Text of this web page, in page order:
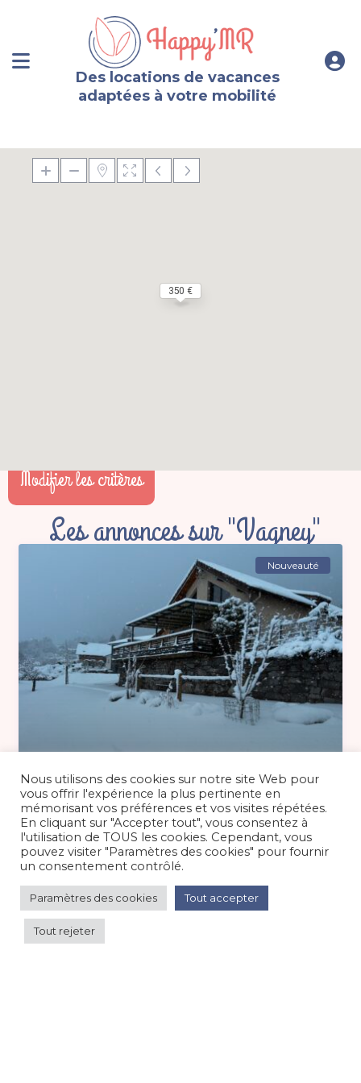
Des locations de vacances
adaptées à votre mobilité
350 €
Modifier les critères
Les annonces sur "Vagney"
350 €/nuit
Nouveauté
Gite 10 personnes avec Sauna à 15min
de Gérardmer
Maison/villa/chalet/gîte/Montagne
Nous utilisons des cookies sur notre site Web pour
vous offrir l'expérience la plus pertinente en
mémorisant vos préférences et vos visites répétées.
En cliquant sur "Accepter tout", vous consentez à
l'utilisation de TOUS les cookies. Cependant, vous
pouvez visiter "Paramètres des cookies" pour fournir
un consentement contrôlé.
Paramètres des cookies Tout accepter
Tout rejeter